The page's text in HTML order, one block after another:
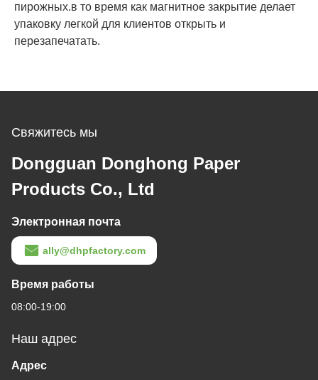
пирожных.в то время как магнитное закрытие делает
упаковку легкой для клиентов открыть и
перезапечатать.
Свяжитесь мы
Dongguan Donghong Paper
Products Co., Ltd
Электронная почта
ally@dhpfactory.com
Время работы
08:00-19:00
Наш адрес
Адрес